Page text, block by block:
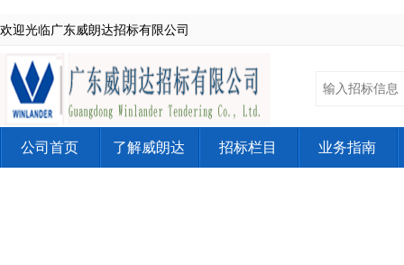
欢迎光临广东威朗达招标有限公司
公司首页 了解威朗达 招标栏目 业务指南